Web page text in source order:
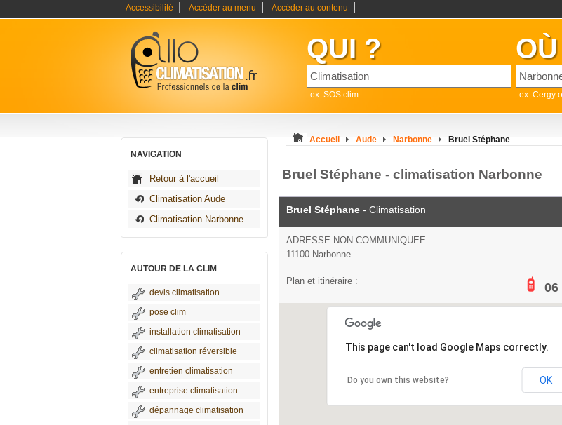
Accessibilité Accéder au menu Accéder au contenu
QUI ?
ex: SOS clim ex: Cergy
NAVIGATION
Retour à l'accueil
Climatisation Aude
Climatisation Narbonne
AUTOUR DE LA CLIM
devis climatisation
pose clim
installation climatisation
climatisation réversible
entretien climatisation
entreprise climatisation
dépannage climatisation
Accueil Aude Narbonne Bruel Stéphane
Bruel Stéphane - climatisation Narbonne
Bruel Stéphane - Climatisation
ADRESSE NON COMMUNIQUEE
11100 Narbonne
Plan et itinéraire : 06
This page can't load Google Maps correctly.
Do you own this website? OK